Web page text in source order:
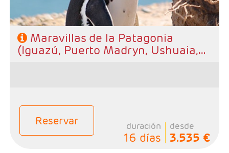
Maravillas de la Patagonia
(Iguazú, Puerto Madryn, Ushuaia,
Reservar duración
16 días
desde
3.535 €